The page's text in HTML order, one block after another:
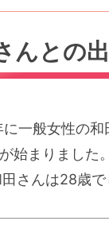
んとの
一般女性の
始まりまし
さんは28歳で